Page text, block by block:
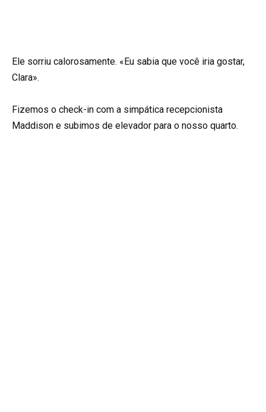
Ele sorriu calorosamente. «Eu sabia que você iria gostar,
Clara».
Fizemos o check-in com a simpática recepcionista
Maddison e subimos de elevador para o nosso quarto.